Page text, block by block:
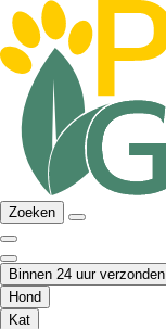
Zoeken
Binnen 24 uur verzonden
Hond
Kat